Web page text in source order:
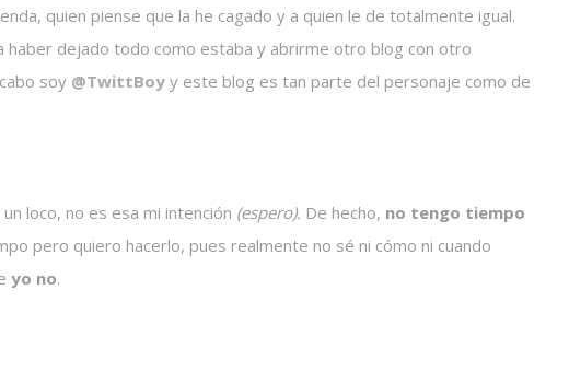
quien piense que la he cagado y a quien le de totalmente igual.
dejado todo como estaba y abrirme otro blog con otro
soy @TwittBoy y este blog es tan parte del personaje como de
loco, no es esa mi intención (espero). De hecho, no tengo tiempo
pero quiero hacerlo, pues realmente no sé ni cómo ni cuando
yo no.